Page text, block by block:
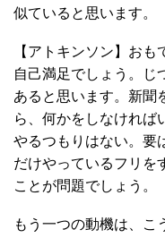
似ていると思います。
【アトキンソン】おも
自己満足でしょう。じ
あると思います。新聞
ら、何かをしなければ
やるつもりはない。要
だけやっているフリを
ことが問題でしょう。
もう一つの動機は、こ